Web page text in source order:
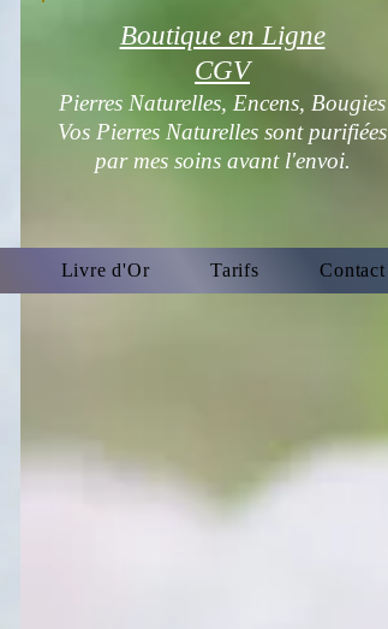
Boutique en Ligne
CGV
Pierres Naturelles, Encens, Bougies
Vos Pierres Naturelles sont purifiées
par mes soins avant l'envoi.
Livre d'Or Tarifs Contact